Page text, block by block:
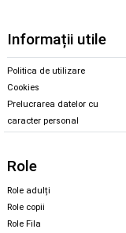
Informații utile
Politica de utilizare
Cookies
Prelucrarea datelor cu
caracter personal
Role
Role adulți
Role copii
Role Fila